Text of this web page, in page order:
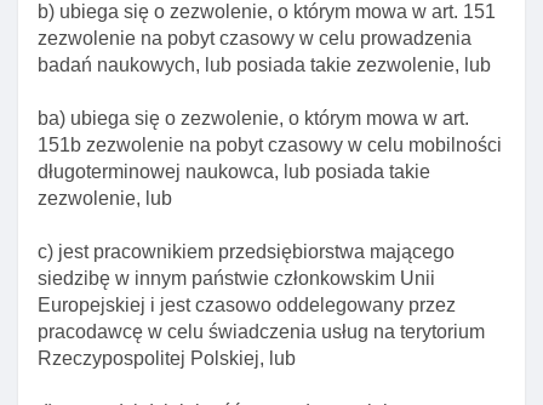
b) ubiega się o zezwolenie, o którym mowa w art. 151
zezwolenie na pobyt czasowy w celu prowadzenia
badań naukowych, lub posiada takie zezwolenie, lub
ba) ubiega się o zezwolenie, o którym mowa w art.
151b zezwolenie na pobyt czasowy w celu mobilności
długoterminowej naukowca, lub posiada takie
zezwolenie, lub
c) jest pracownikiem przedsiębiorstwa mającego
siedzibę w innym państwie członkowskim Unii
Europejskiej i jest czasowo oddelegowany przez
pracodawcę w celu świadczenia usług na terytorium
Rzeczypospolitej Polskiej, lub
postępowania w sprawie udzielenia
cudzoziemcowi zezwolenia na pobyt czasowy w
celu wykonywania pracy w zawodzie
Art. 132. Inne przesłanki odmowy zezwolenia na
pobyt czasowy
Art. 133. Przesłanki cofnięcia zezwolenia na pobyt
wymagającym wysokich kwalifikacji
Art. 134. Obowiązek informowania o utracie pracy
w zawodzie wymagającym wysokich kwalifikacji
Art. 135. Zmiana zezwolenia na pobyt czasowy w